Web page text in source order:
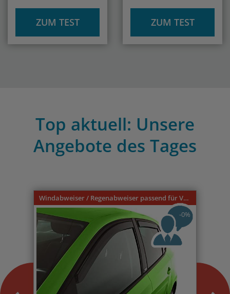
ZUM TEST ZUM TEST
Top aktuell: Unsere
Angebote des Tages
Windabweiser / Regenabweiser passend für VW Caddy 9U 3-türer 1996-2004
-0%